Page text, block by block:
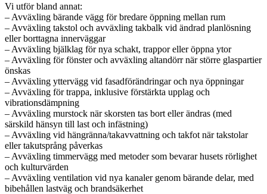
Vi utför bland annat:
– Avväxling bärande vägg för bredare öppning mellan rum
– Avväxling takstol och avväxling takbalk vid ändrad planlösning
eller borttagna innerväggar
– Avväxling bjälklag för nya schakt, trappor eller öppna ytor
– Avväxling för fönster och avväxling altandörr när större glaspartier
önskas
– Avväxling yttervägg vid fasadförändringar och nya öppningar
– Avväxling för trappa, inklusive förstärkta upplag och
vibrationsdämpning
– Avväxling murstock när skorsten tas bort eller ändras (med
särskild hänsyn till last och infästning)
– Avväxling vid hängränna/takavvattning och takfot när takstolar
eller takutsprång påverkas
– Avväxling timmervägg med metoder som bevarar husets rörlighet
och kulturvärden
– Avväxling ventilation vid nya kanaler genom bärande delar, med
bibehållen lastväg och brandsäkerhet